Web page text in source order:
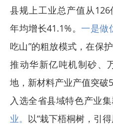
县规上工业总产值从126
年均增长41.1%。 一是做
吃山”的粗放模式，在保
推动华新亿吨机制砂、
地，新材料产业产值突破
入选全省县域特色产业集
业。 以“栽下梧桐树，引